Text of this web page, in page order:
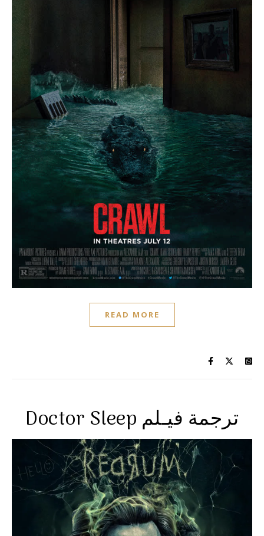
READ MORE
Doctor Sleep ترجمة فيـلم